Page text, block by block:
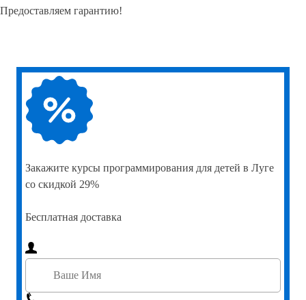
Предоставляем гарантию!
Закажите курсы программирования для детей в Луге
со скидкой 29%
Бесплатная доставка